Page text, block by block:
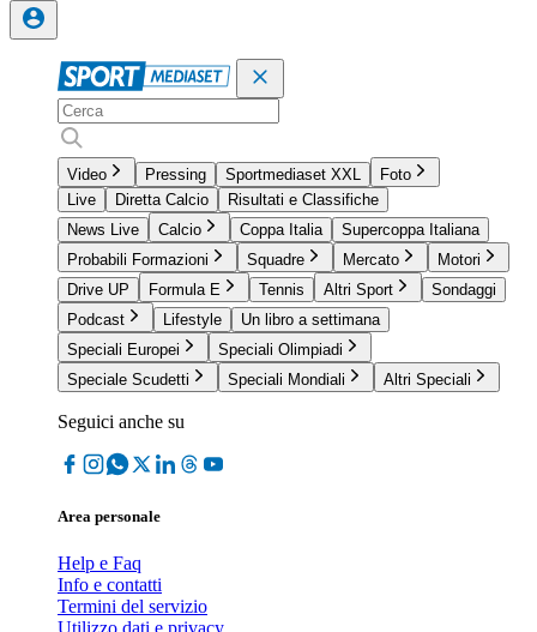
Video Pressing Sportmediaset XXL
Foto
Live
Diretta Calcio
Risultati e Classifiche
News Live
Calcio Coppa Italia
Supercoppa Italiana
Probabili Formazioni
Squadre Mercato
Motori
Drive UP
Formula E Tennis Altri Sport
Sondaggi
Podcast
Lifestyle
Un libro a settimana
Speciali Europei
Speciali Olimpiadi
Speciale Scudetti
Speciali Mondiali Altri Speciali
Seguici anche su
Area personale
Help e Faq
Info e contatti
Termini del servizio